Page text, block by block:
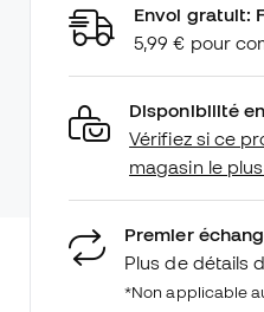
Envoi gratuit:
5,99 € pour
Disponibilité
Vérifiez si ce
magasin le
Premier
Plus de détails
*Non applicable